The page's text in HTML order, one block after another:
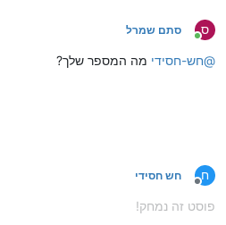
ס
מחובר
סתם שמרל
@חש-חסידי מה המספר שלך?
ח
מנותק
חש חסידי
פוסט זה נמחק!